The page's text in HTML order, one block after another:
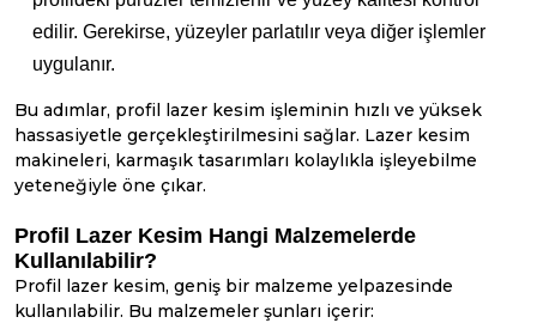
edilir. Gerekirse, yüzeyler parlatılır veya diğer işlemler
uygulanır.
Bu adımlar, profil lazer kesim işleminin hızlı ve yüksek
hassasiyetle gerçekleştirilmesini sağlar. Lazer kesim
makineleri, karmaşık tasarımları kolaylıkla işleyebilme
yeteneğiyle öne çıkar.
Profil Lazer Kesim Hangi Malzemelerde
Kullanılabilir?
Profil lazer kesim, geniş bir malzeme yelpazesinde
kullanılabilir. Bu malzemeler şunları içerir: